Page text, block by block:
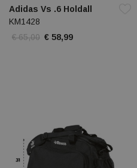
Adidas Vs .6 Holdall
KM1428
€ 65,00 € 58,99